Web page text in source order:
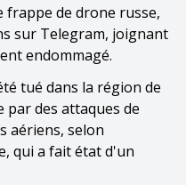
frappe de drone russe,
sur Telegram, joignant
endommagé.
tué dans la région de
par des attaques de
aériens, selon
qui a fait état d'un